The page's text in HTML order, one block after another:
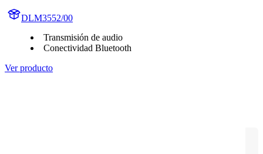
DLM3552/00
Transmisión de audio
Conectividad Bluetooth
Ver producto